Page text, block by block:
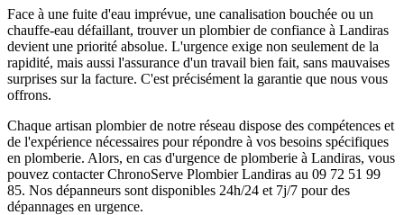
Face à une fuite d'eau imprévue, une canalisation bouchée ou un
chauffe-eau défaillant, trouver un plombier de confiance à Landiras
devient une priorité absolue. L'urgence exige non seulement de la
rapidité, mais aussi l'assurance d'un travail bien fait, sans mauvaises
surprises sur la facture. C'est précisément la garantie que nous vous
offrons.
Chaque artisan plombier de notre réseau dispose des compétences et
de l'expérience nécessaires pour répondre à vos besoins spécifiques
en plomberie. Alors, en cas d'urgence de plomberie à Landiras, vous
pouvez contacter ChronoServe Plombier Landiras au 09 72 51 99
85. Nos dépanneurs sont disponibles 24h/24 et 7j/7 pour des
dépannages en urgence.